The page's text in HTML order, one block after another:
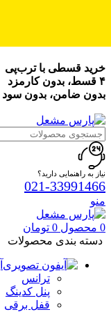
خرید قسطی با ترب‌پی
۴ قسط، بدون کارمزد
بدون ضامن، بدون سود
نیاز به راهنمایی دارید؟
021-33991466
منو
0 محصول 0 تومان
دسته بندی محصولات
ترانس
پنل کدینگ
قفل برقی